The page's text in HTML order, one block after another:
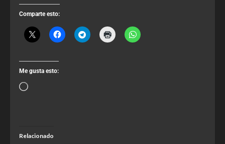
Comparte esto:
Me gusta esto:
Relacionado